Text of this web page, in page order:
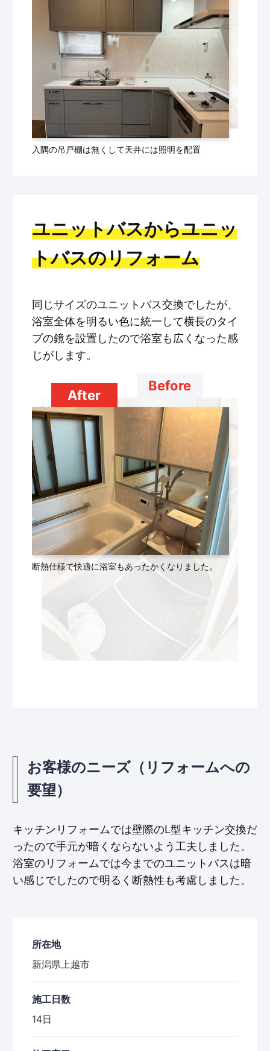
入隅の吊戸棚は無くして天井には照明を配置
ユニットバスからユニッ
トバスのリフォーム
同じサイズのユニットバス交換でしたが、
浴室全体を明るい色に統一して横長のタイ
プの鏡を設置したので浴室も広くなった感
じがします。
Before
断熱仕様で快適に浴室もあったかくなりました。
After
お客様のニーズ（リフォームへの
要望）
キッチンリフォームでは壁際のL型キッチン交換だ
ったので手元が暗くならないよう工夫しました。
浴室のリフォームでは今までのユニットバスは暗
い感じでしたので明るく断熱性も考慮しました。
所在地
新潟県上越市
施工日数
14日